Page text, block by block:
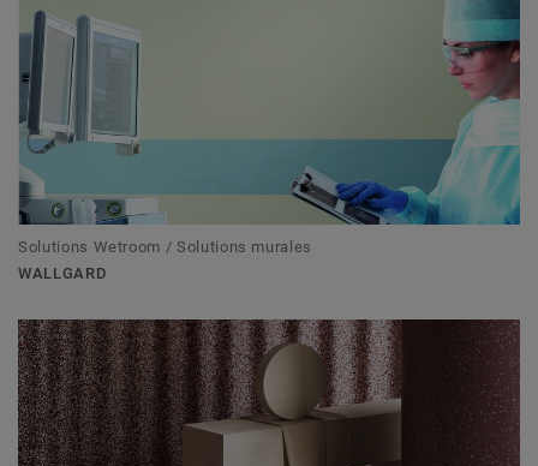
Solutions Wetroom / Solutions murales
WALLGARD